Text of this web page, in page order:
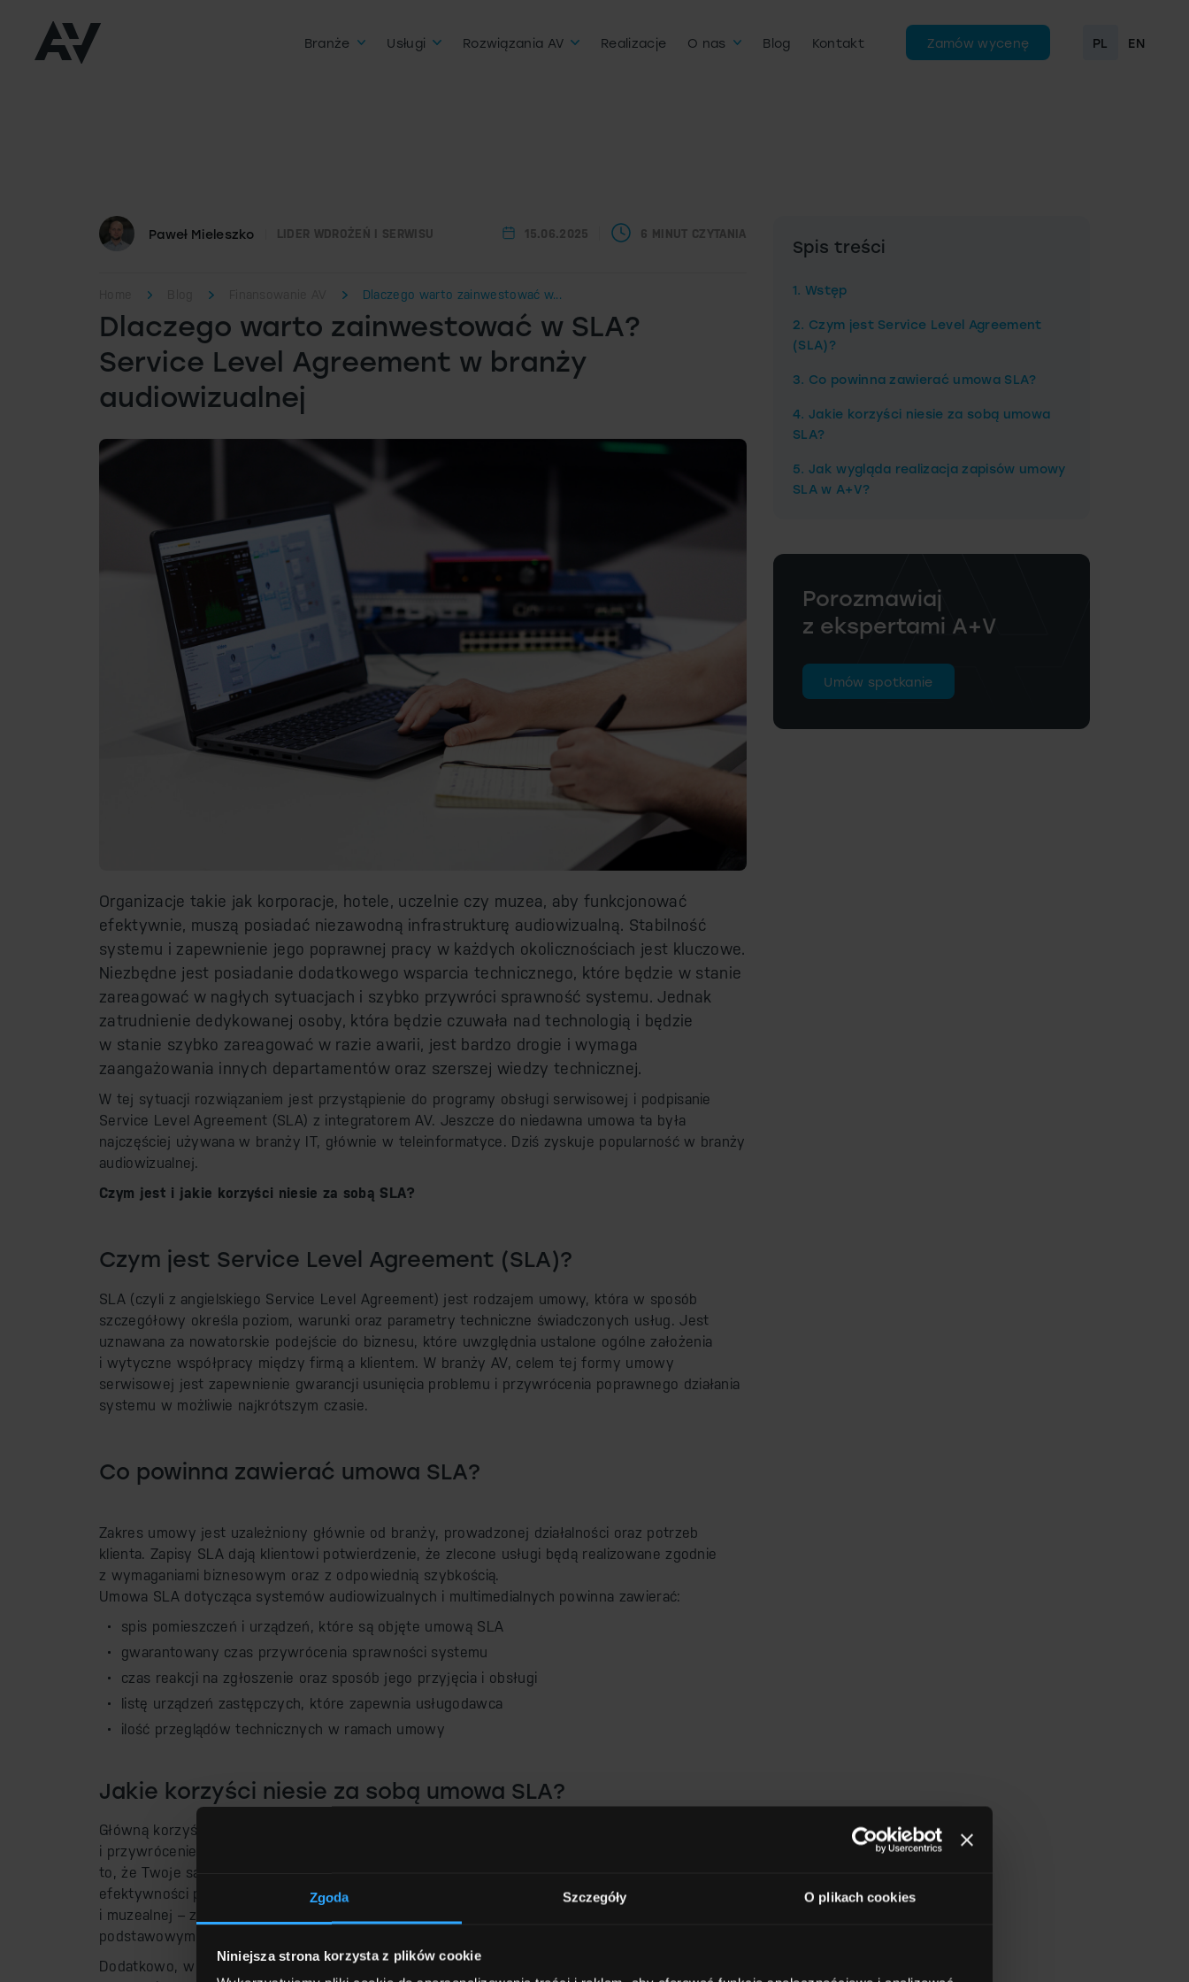
Zgoda Szczegóły O plikach cookies
Niniejsza strona korzysta z plików cookie
Branże Usługi Rozwiązania AV Realizacje O nas Blog Kontakt Zamów wycenę PL EN
Dlaczego warto zainwestować w...
Paweł Mieleszko LIDER WDROŻEŃ I SERWISU 15.06.2025 6 MINUT CZYTANIA
Dlaczego warto zainwestować w SLA?
Service Level Agreement w branży
audiowizualnej
Organizacje takie jak korporacje, hotele, uczelnie czy muzea, aby funkcjonować
efektywnie, muszą posiadać niezawodną infrastrukturę audiowizualną. Stabilność
systemu i zapewnienie jego poprawnej pracy w każdych okolicznościach jest kluczowe.
Niezbędne jest posiadanie dodatkowego wsparcia technicznego, które będzie w stanie
zareagować w nagłych sytuacjach i szybko przywróci sprawność systemu. Jednak
zatrudnienie dedykowanej osoby, która będzie czuwała nad technologią i będzie
w stanie szybko zareagować w razie awarii, jest bardzo drogie i wymaga
zaangażowania innych departamentów oraz szerszej wiedzy technicznej.
W tej sytuacji rozwiązaniem jest przystąpienie do programy obsługi serwisowej i podpisanie
Service Level Agreement (SLA) z integratorem AV. Jeszcze do niedawna umowa ta była
najczęściej używana w branży IT, głównie w teleinformatyce. Dziś zyskuje popularność w branży
audiowizualnej.
Czym jest i jakie korzyści niesie za sobą SLA?
Czym jest Service Level Agreement (SLA)?
SLA (czyli z angielskiego Service Level Agreement) jest rodzajem umowy, która w sposób
szczegółowy określa poziom, warunki oraz parametry techniczne świadczonych usług. Jest
uznawana za nowatorskie podejście do biznesu, które uwzględnia ustalone ogólne założenia
i wytyczne współpracy między firmą a klientem. W branży AV, celem tej formy umowy
serwisowej jest zapewnienie gwarancji usunięcia problemu i przywrócenia poprawnego działania
systemu w możliwie najkrótszym czasie.
Co powinna zawierać umowa SLA?
Zakres umowy jest uzależniony głównie od branży, prowadzonej działalności oraz potrzeb
klienta. Zapisy SLA dają klientowi potwierdzenie, że zlecone usługi będą realizowane zgodnie
z wymaganiami biznesowym oraz z odpowiednią szybkością.
Umowa SLA dotycząca systemów audiowizualnych i multimedialnych powinna zawierać:
spis pomieszczeń i urządzeń, które są objęte umową SLA
gwarantowany czas przywrócenia sprawności systemu
czas reakcji na zgłoszenie oraz sposób jego przyjęcia i obsługi
listę urządzeń zastępczych, które zapewnia usługodawca
ilość przeglądów technicznych w ramach umowy
Jakie korzyści niesie za sobą umowa SLA?
Główną korzyścią wynikającą z umowy SLA jest dostęp do szybkiego wsparcia technicznego
i przywrócenie sprawności systemu w określonym czasie – nawet w ciągu 24 godzin! Oznacza
to, że Twoje sale spotkań nie będą stały puste z powodu awarii. Dla korporacji to zachowanie
efektywności pracy biura i poszczególnych zespołów, a w przypadku branży hotelowej
i muzealnej – zachowanie płynności w wynajmie sal i ruchu zwiedzających, które są
podstawowymi wymaganiami operacyjnymi takich organizacji.
Dodatkowo, w ramach tej umowy serwisowej, nie ma konieczności angażowania własnych
Spis treści
1. Wstęp
2. Czym jest Service Level Agreement
(SLA)?
3. Co powinna zawierać umowa SLA?
4. Jakie korzyści niesie za sobą umowa
SLA?
5. Jak wygląda realizacja zapisów umowy
SLA w A+V?
Porozmawiaj
z ekspertami A+V
Umów spotkanie